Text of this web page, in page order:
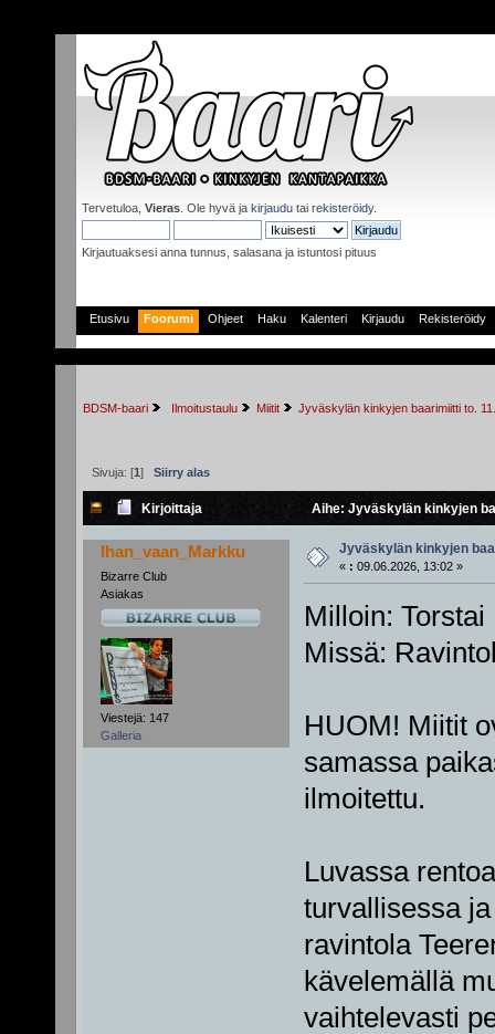
Tervetuloa, Vieras . Ole hyvä ja kirjaudu tai rekisteröidy.
Kirjautuaksesi anna tunnus, salasana ja istuntosi pituus
Etusivu Foorumi Ohjeet Haku Kalenteri Kirjaudu Rekisteröidy
BDSM-baari Ilmoitustaulu Miitit Jyväskylän kinkyjen baarimiitti to.
Sivuja: [1] Siirry alas
Kirjoittaja Aihe: Jyväskylän kinkyjen
Ihan_vaan_Markku
Bizarre Club
Asiakas
Viestejä: 147
Galleria
Jyväskylän kinkyjen
« : 09.06.2026, 13:02 »
Milloin: Torstai
Missä:
HUOM! Miitit
samassa
ilmoitettu.
Luvassa
turvallisessa
ravintola
kävelemällä
vaihtelevasti